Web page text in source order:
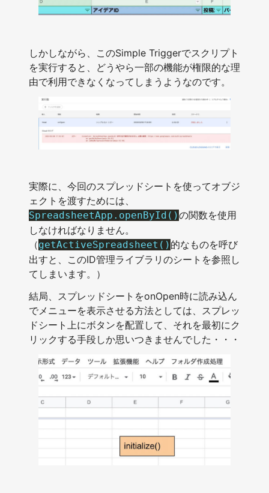
しかしながら、このSimple Triggerでスクリプト
を実行すると、どうやら一部の機能が権限的な理
由で利用できなくなってしまうようなのです。
実際に、今回のスプレッドシートを使ってオブジ
ェクトを渡すためには、
SpreadsheetApp.openById()の関数を使用
しなければなりません。
（getActiveSpreadsheet() 的なものを呼び
出すと、このID管理ライブラリのシートを参照し
てしまいます。）
結局、スプレッドシートをonOpen時に読み込ん
でメニューを表示させる方法としては、スプレッ
ドシート上にボタンを配置して、それを最初にク
リックする手段しか思いつきませんでした・・・